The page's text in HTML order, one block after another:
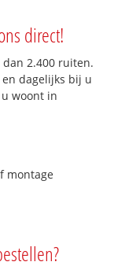
direct!
2.400 ruiten.
dagelijks bij u
woont in
montage